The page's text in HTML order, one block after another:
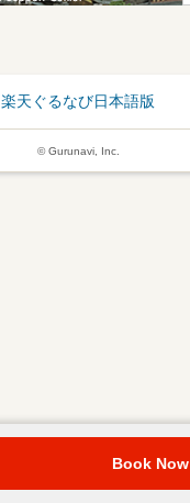
楽天ぐるなび日本語版
© Gurunavi, Inc.
Book Now